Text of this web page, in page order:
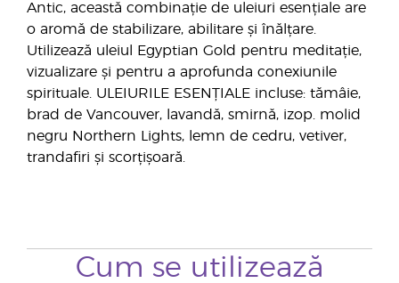
Antic, această combinație de uleiuri esențiale are
o aromă de stabilizare, abilitare și înălțare.
Utilizează uleiul Egyptian Gold pentru meditație,
vizualizare și pentru a aprofunda conexiunile
spirituale. ULEIURILE ESENȚIALE incluse: tămâie,
brad de Vancouver, lavandă, smirnă, izop. molid
negru Northern Lights, lemn de cedru, vetiver,
trandafiri și scorțișoară.
Cum se utilizează